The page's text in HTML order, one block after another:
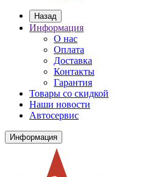
Назад
Информация
О нас
Оплата
Доставка
Контакты
Гарантия
Товары со скидкой
Наши новости
Автосервис
Информация